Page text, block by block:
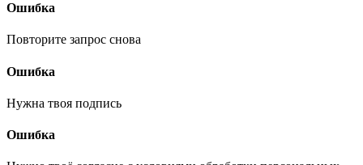
Ошибка
Повторите запрос снова
Ошибка
Нужна твоя подпись
Ошибка